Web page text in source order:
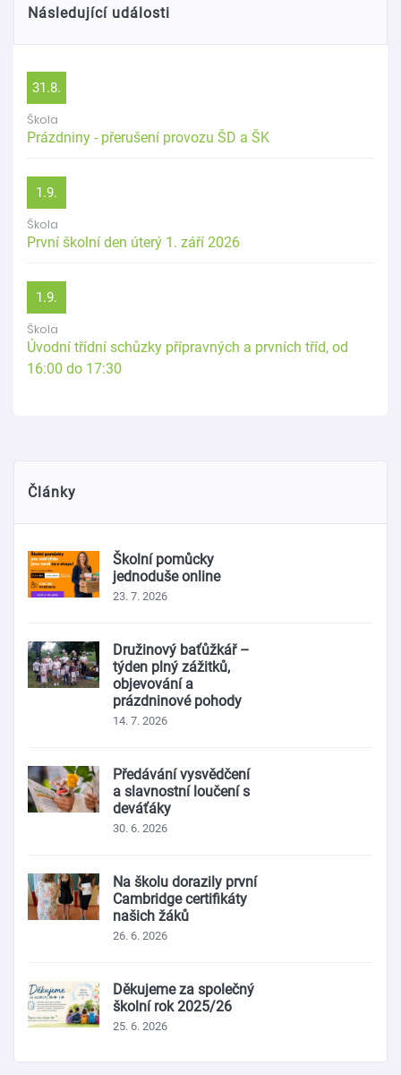
Následující události
31.8.
Škola
Prázdniny - přerušení provozu ŠD a ŠK
1.9.
Škola
První školní den úterý 1. září 2026
1.9.
Škola
Úvodní třídní schůzky přípravných a prvních tříd, od
16:00 do 17:30
Články
Školní pomůcky
jednoduše online
23. 7. 2026
Družinový baťůžkář –
týden plný zážitků,
objevování a
prázdninové pohody
14. 7. 2026
Předávání vysvědčení
a slavnostní loučení s
deváťáky
30. 6. 2026
Na školu dorazily první
Cambridge certifikáty
našich žáků
26. 6. 2026
Děkujeme za společný
školní rok 2025/26
25. 6. 2026